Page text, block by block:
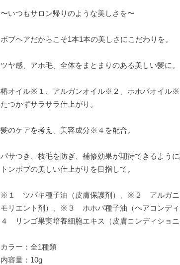
〜いつもサロン帰りのような美しさを〜
ボブヘアだからこそ1本1本の美しさにこだわりを。
ツヤ感、アホ毛、全体をまとまりのある美しい髪に。
椿オイル※１、アルガンオイル※２、ホホバオイル※
たつかずサラサラ仕上がり。
髪のケアを考え、美容成分※４を配合。
パサつき、枝毛を防ぎ、補修効果が期待できるよう
トンボブの美しい仕上がりを目指して。
※１ ツバキ種子油（皮膚保護剤）、※２ アルガニ
モリエント剤）、※３ ホホバ種子油（ヘアコンデ
４ リンゴ果実培養細胞エキス（皮膚コンディショニ
カラー：全1種類
内容量：10g